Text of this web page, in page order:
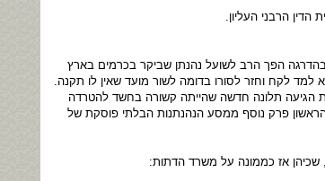
הרבני העליון.
הפך הרב לשועל נהנתן שביקר בכרמים בארץ
לקח וחזר לסורו בדומה לשור מועד שאין לו תקנה.
הגיעה תלונה חדשה שהייתה קשורה בחשד להטרדה
הבעייתי. בשנת 2008 שודר בערוץ הראשון פרק נוסף ממסע הנהנתנות הבלתי פוסקת של
שכיהן אז כממונה על משרד הדתות: